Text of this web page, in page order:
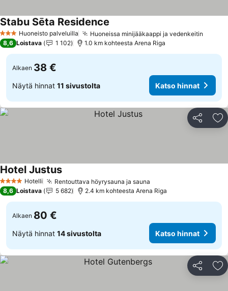
3 Tähtiluokitus
Huoneisto palveluilla Huoneissa minijääkaappi ja vedenkeitin
Stabu Sēta Residence
8,6 Loistava 1 102 1.0 km kohteesta Arena Riga
Alkaen 38 €
Näytä hinnat 11 sivustolta Katso hinnat
Jaa
4 Tähtiluokitus
Hotelli Rentouttava höyrysauna ja sauna
Hotel Justus
8,6 Loistava 5 682 2.4 km kohteesta Arena Riga
Alkaen 80 €
Näytä hinnat 14 sivustolta Katso hinnat
Jaa